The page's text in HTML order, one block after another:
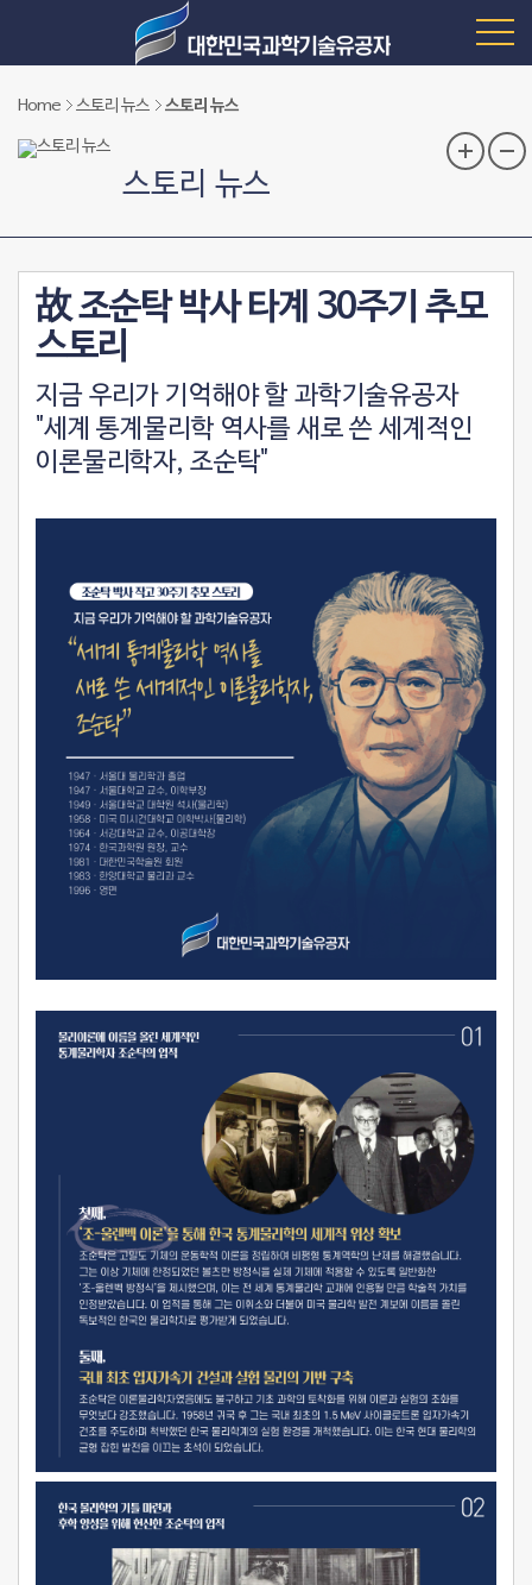
Home 스토리 뉴스 스토리 뉴스
스토리 뉴스
故 조순탁 박사 타계 30주기 추모
스토리
지금 우리가 기억해야 할 과학기술유공자
"세계 통계물리학 역사를 새로 쓴 세계적인
이론물리학자, 조순탁"